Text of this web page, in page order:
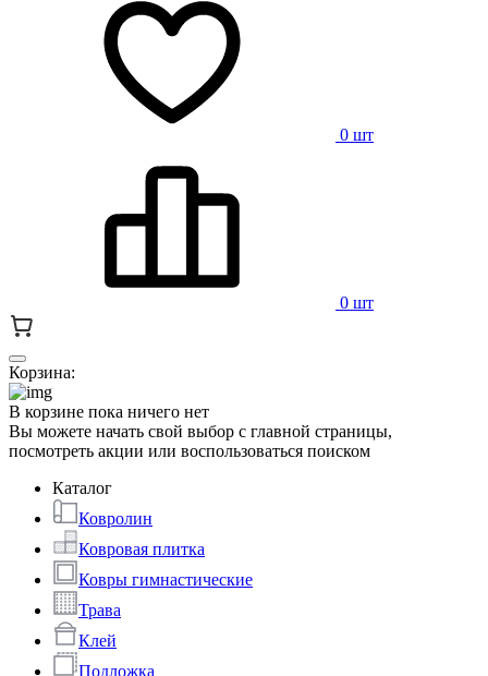
0 шт
0 шт
Корзина:
В корзине пока ничего нет
Вы можете начать свой выбор с главной страницы,
посмотреть акции или воспользоваться поиском
Каталог
Ковролин
Ковровая плитка
Ковры гимнастические
Трава
Клей
Подложка